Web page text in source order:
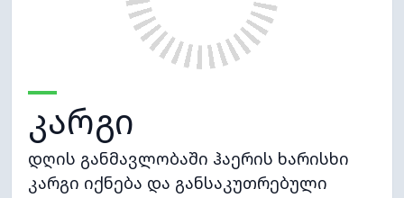
კარგი
დღის განმავლობაში ჰაერის ხარისხი
კარგი იქნება და განსაკუთრებული